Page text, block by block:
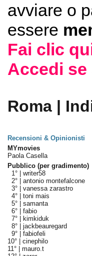
avviare o
essere
Fai clic
Accedi
Roma |
Recensioni & Opinionisti
MYmovies
Paola Casella
Pubblico (per gradimento)
1° | writer58
2° | antonio montefalcone
3° | vanessa zarastro
4° | toni mais
5° | samanta
6° | fabio
7° |
kimkiduk
8° | jackbeauregard
9° | fabiofeli
10° | cinephilo
11° | mauro.t